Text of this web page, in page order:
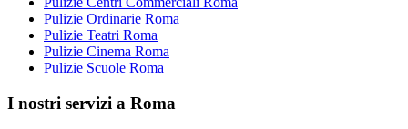
Pulizie Ordinarie Roma
Pulizie Teatri Roma
Pulizie Cinema Roma
Pulizie Scuole Roma
I nostri servizi a Roma